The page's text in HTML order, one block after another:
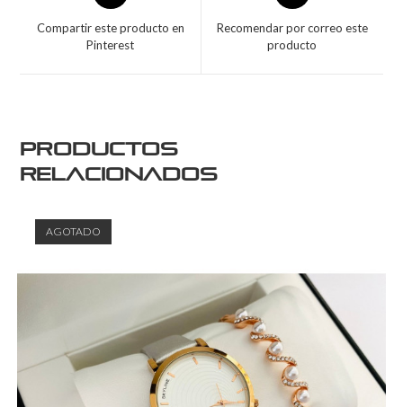
Compartir este producto en
Pinterest
Recomendar por correo este
producto
Productos
relacionados
AGOTADO